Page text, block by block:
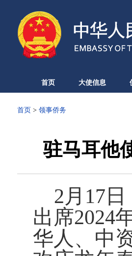
首页 大使信息
首页 > 领事侨务
驻马耳他
2月17
出席2024
华人、中